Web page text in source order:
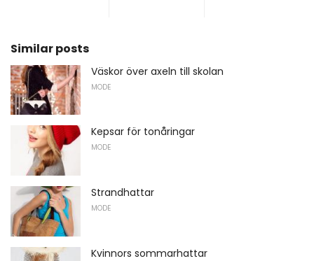
Similar posts
Väskor över axeln till skolan
MODE
Kepsar för tonåringar
MODE
Strandhattar
MODE
Kvinnors sommarhattar